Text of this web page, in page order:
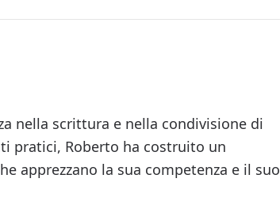
nella scrittura e nella condivisione di
pratici, Roberto ha costruito un
apprezzano la sua competenza e il suo